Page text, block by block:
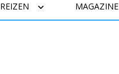
REIZEN MAGAZINE